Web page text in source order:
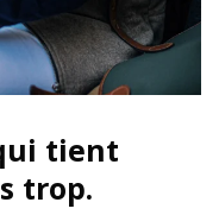
tient
trop.